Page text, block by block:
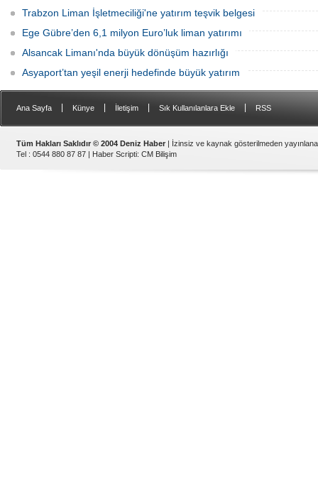
Trabzon Liman İşletmeciliği'ne yatırım teşvik belgesi
Ege Gübre’den 6,1 milyon Euro’luk liman yatırımı
Alsancak Limanı'nda büyük dönüşüm hazırlığı
Asyaport’tan yeşil enerji hedefinde büyük yatırım
Ana Sayfa Künye İletişim Sık Kullanılanlara Ekle RSS
Tüm Hakları Saklıdır © 2004 Deniz Haber | İzinsiz ve kaynak gösterilmeden
Tel : 0544 880 87 87 | Haber Scripti: CM Bilişim